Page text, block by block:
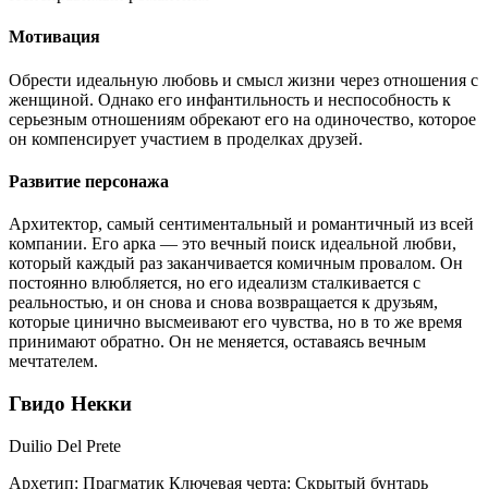
Мотивация
Обрести идеальную любовь и смысл жизни через отношения с
женщиной. Однако его инфантильность и неспособность к
серьезным отношениям обрекают его на одиночество, которое
он компенсирует участием в проделках друзей.
Развитие персонажа
Архитектор, самый сентиментальный и романтичный из всей
компании. Его арка — это вечный поиск идеальной любви,
который каждый раз заканчивается комичным провалом. Он
постоянно влюбляется, но его идеализм сталкивается с
реальностью, и он снова и снова возвращается к друзьям,
которые цинично высмеивают его чувства, но в то же время
принимают обратно. Он не меняется, оставаясь вечным
мечтателем.
Гвидо Некки
Duilio Del Prete
Архетип: Прагматик Ключевая черта: Скрытый бунтарь